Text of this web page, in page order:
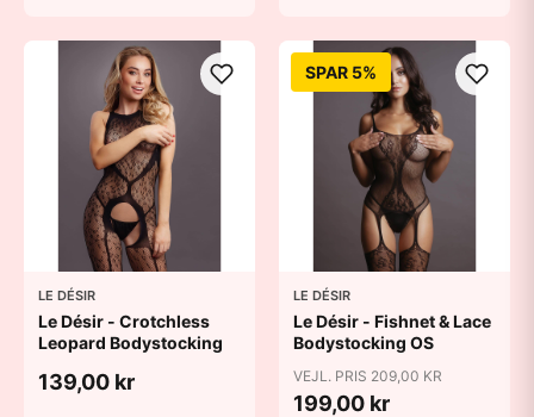
LE DÉSIR
Le Désir - Crotchless
Leopard Bodystocking
139,00 kr
SPAR 5%
LE DÉSIR
Le Désir - Fishnet & Lace
Bodystocking OS
VEJL. PRIS 209,00 KR
199,00 kr